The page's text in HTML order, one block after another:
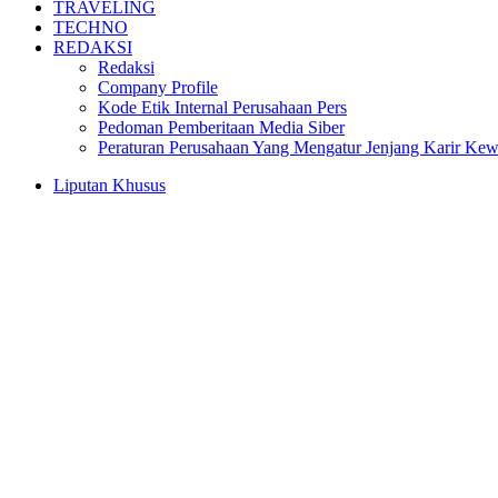
TRAVELING
TECHNO
REDAKSI
Redaksi
Company Profile
Kode Etik Internal Perusahaan Pers
Pedoman Pemberitaan Media Siber
Peraturan Perusahaan Yang Mengatur Jenjang Karir
Liputan Khusus